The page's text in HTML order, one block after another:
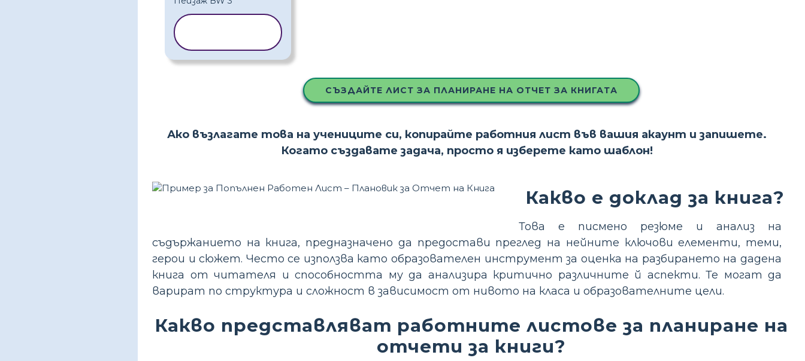
СЪЗДАЙТЕ ЛИСТ ЗА ПЛАНИРАНЕ НА ОТЧЕТ ЗА КНИГАТА
Ако възлагате това на учениците си, копирайте работния лист във вашия акаунт и запишете.
Когато създавате задача, просто я изберете като шаблон!
Какво е доклад за книга?
Това е писмено резюме и анализ на
съдържанието на книга, предназначено да предостави преглед на нейните ключови елементи, теми,
герои и сюжет. Често се използва като образователен инструмент за оценка на разбирането на дадена
книга от читателя и способността му да анализира критично различните й аспекти. Те могат да
варират по структура и сложност в зависимост от нивото на класа и образователните цели.
Какво представляват работните листове за планиране на
отчети за книги?